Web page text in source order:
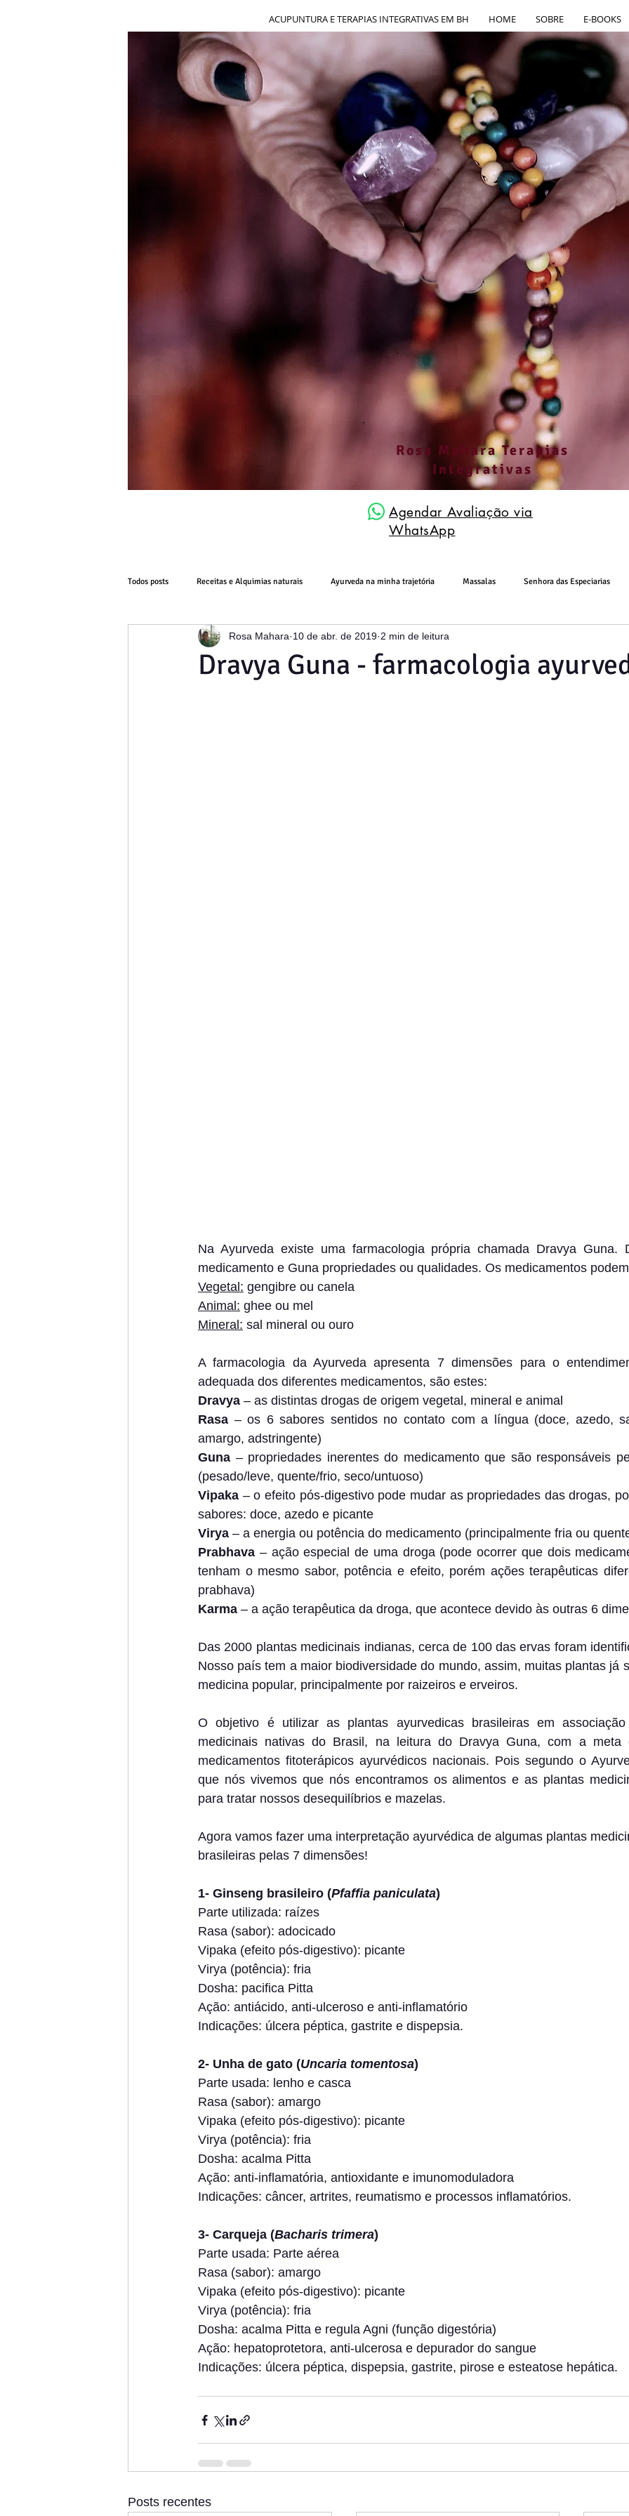
ACUPUNTURA E TERAPIAS INTEGRATIVAS EM BH HOME SOBRE E-BOOKS
Rosa Mahara Terapias
Integrativas
Agendar Avaliação via
WhatsApp
Todos posts Receitas e Alquimias naturais Ayurveda na minha trajetória Massalas Senhora das Especiarias
News Letter- Na mesma Concha
Dravya Guna - farmacologia
Rosa Mahara 10 de abr. de 2019 2 min de leitura
Na Ayurveda existe uma farmacologia própria chamada Dravya Guna.
medicamento e Guna propriedades ou qualidades. Os medicamentos
Vegetal: gengibre ou canela
Animal: ghee ou mel
Mineral: sal mineral ou ouro
A farmacologia da Ayurveda apresenta 7 dimensões para o
adequada dos diferentes medicamentos, são estes:
Dravya – as distintas drogas de origem vegetal, mineral e animal
Rasa – os 6 sabores sentidos no contato com a língua (doce, azedo,
amargo, adstringente)
Guna – propriedades inerentes do medicamento que são responsáveis
(pesado/leve, quente/frio, seco/untuoso)
Vipaka – o efeito pós-digestivo pode mudar as propriedades das drogas,
sabores: doce, azedo e picante
Virya – a energia ou potência do medicamento (principalmente fria ou
Prabhava – ação especial de uma droga (pode ocorrer que dois
tenham o mesmo sabor, potência e efeito, porém ações terapêuticas
prabhava)
Karma – a ação terapêutica da droga, que acontece devido às outras 6
Das 2000 plantas medicinais indianas, cerca de 100 das ervas foram
Nosso país tem a maior biodiversidade do mundo, assim, muitas plantas já
medicina popular, principalmente por raizeiros e erveiros.
O objetivo é utilizar as plantas ayurvedicas brasileiras em
medicinais nativas do Brasil, na leitura do Dravya Guna, com a meta
medicamentos fitoterápicos ayurvédicos nacionais. Pois segundo o
que nós vivemos que nós encontramos os alimentos e as plantas
para tratar nossos desequilíbrios e mazelas.
Agora vamos fazer uma interpretação ayurvédica de algumas plantas
brasileiras pelas 7 dimensões!
1- Ginseng brasileiro (Pfaffia paniculata)
Parte utilizada: raízes
Rasa (sabor): adocicado
Vipaka (efeito pós-digestivo): picante
Virya (potência): fria
Dosha: pacifica Pitta
Ação: antiácido, anti-ulceroso e anti-inflamatório
Indicações: úlcera péptica, gastrite e dispepsia.
2- Unha de gato (Uncaria tomentosa)
Parte usada: lenho e casca
Rasa (sabor): amargo
Vipaka (efeito pós-digestivo): picante
Virya (potência): fria
Dosha: acalma Pitta
Ação: anti-inflamatória, antioxidante e imunomoduladora
Indicações: câncer, artrites, reumatismo e processos inflamatórios.
3- Carqueja (Bacharis trimera)
Parte usada: Parte aérea
Rasa (sabor): amargo
Vipaka (efeito pós-digestivo): picante
Virya (potência): fria
Dosha: acalma Pitta e regula Agni (função digestória)
Ação: hepatoprotetora, anti-ulcerosa e depurador do sangue
Indicações: úlcera péptica, dispepsia, gastrite, pirose e esteatose hepática.
Posts recentes